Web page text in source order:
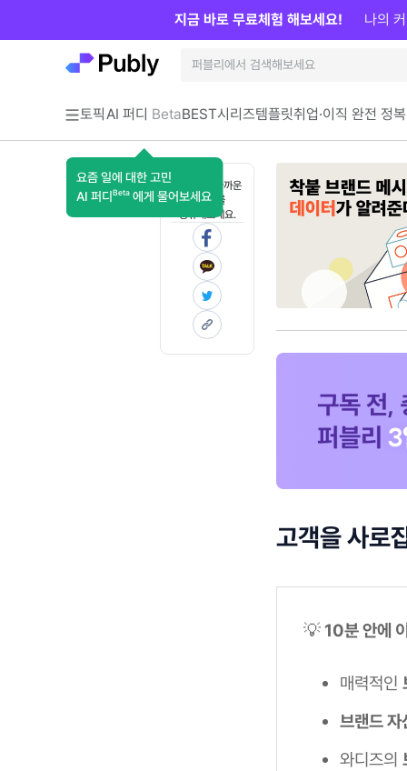
토픽AI 퍼디 Beta
요즘 일에 대한 고민
AI 퍼디 Beta 에게 물어보세요
BEST시리즈템플릿취업·이직 완전 정복
지금 바로 무료체험 해보세요! 나의
혼자 보기 아까운
콘텐츠를
공유해보세요.
고객을 사로
💡 10분 안에
매력적인
브랜드 자
와디즈의